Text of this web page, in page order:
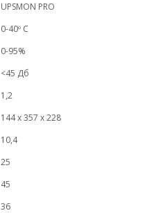
UPSMON PRO
0-40º C
0-95%
<45 Дб
1,2
144 х 357 х 228
10,4
25
45
36